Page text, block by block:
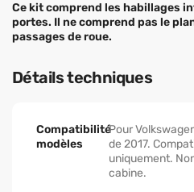
Ce kit comprend les habillages
portes. Il ne comprend pas le
passages de roue.
Détails techniques
Compatibilité
modèles
Pour
de 2017.
uniquement.
cabine.